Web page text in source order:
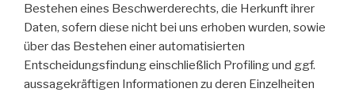
Bestehen eines Beschwerderechts, die Herkunft ihrer
Daten, sofern diese nicht bei uns erhoben wurden, sowie
über das Bestehen einer automatisierten
Entscheidungsfindung einschließlich Profiling und ggf.
aussagekräftigen Informationen zu deren Einzelheiten